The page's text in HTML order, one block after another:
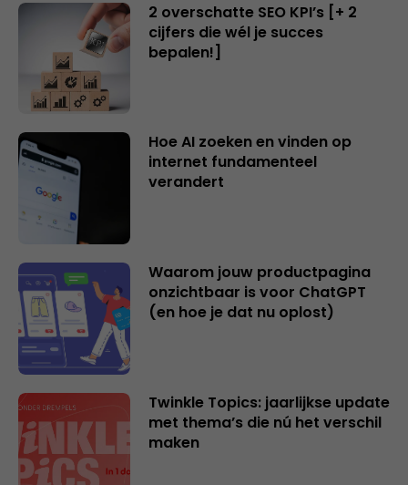
2 overschatte SEO KPI’s [+ 2
cijfers die wél je succes
bepalen!]
Hoe AI zoeken en vinden op
internet fundamenteel
verandert
Waarom jouw productpagina
onzichtbaar is voor ChatGPT
(en hoe je dat nu oplost)
Twinkle Topics: jaarlijkse update
met thema’s die nú het verschil
maken